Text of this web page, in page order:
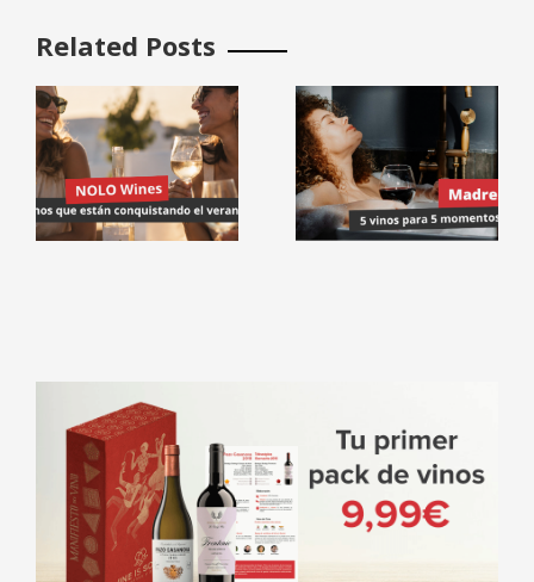
Related Posts
Madres
reales: 5
vinos para 5
momentos